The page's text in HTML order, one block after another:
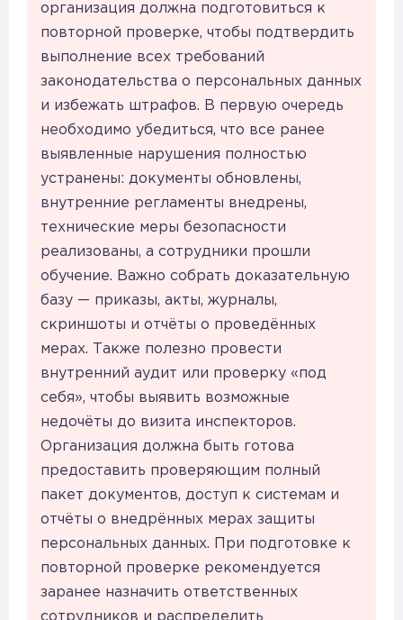
организация должна подготовиться к
повторной проверке, чтобы подтвердить
выполнение всех требований
законодательства о персональных данных
и избежать штрафов. В первую очередь
необходимо убедиться, что все ранее
выявленные нарушения полностью
устранены: документы обновлены,
внутренние регламенты внедрены,
технические меры безопасности
реализованы, а сотрудники прошли
обучение. Важно собрать доказательную
базу — приказы, акты, журналы,
скриншоты и отчёты о проведённых
мерах. Также полезно провести
внутренний аудит или проверку «под
себя», чтобы выявить возможные
недочёты до визита инспекторов.
Организация должна быть готова
предоставить проверяющим полный
пакет документов, доступ к системам и
отчёты о внедрённых мерах защиты
персональных данных. При подготовке к
повторной проверке рекомендуется
заранее назначить ответственных
сотрудников и распределить